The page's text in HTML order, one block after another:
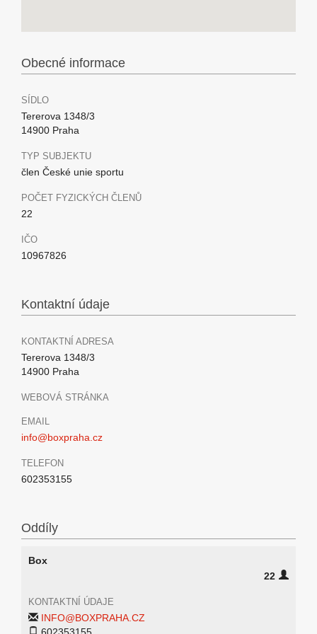
Obecné informace
SÍDLO
Tererova 1348/3
14900 Praha
TYP SUBJEKTU
člen České unie sportu
POČET FYZICKÝCH ČLENŮ
22
IČO
10967826
Kontaktní údaje
KONTAKTNÍ ADRESA
Tererova 1348/3
14900 Praha
WEBOVÁ STRÁNKA
EMAIL
info@boxpraha.cz
TELEFON
602353155
Oddíly
Box
22
KONTAKTNÍ ÚDAJE
INFO@BOXPRAHA.CZ